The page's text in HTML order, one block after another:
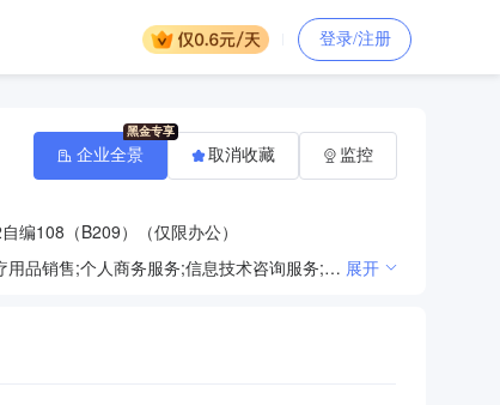
登录/注册
编108（B209）（仅限办公）
文化娱乐经纪人服务;文艺创作;会议及展览服务;国内贸易代理;销售代理;化妆品零售;卫生用品和一次性使用医疗用品销售;个人商务服务;信息技术咨询服务;企业管理咨询;信息咨询服务（不含许可类信息咨询服务）;专业设计服务;个人卫生用品销售;商务代理代办服务;数字内容制作服务（不含出版发行）;房地产咨询;企业形象策划;咨询策划服务;市场调查（不含涉外调查）;组织文化艺术交流活动;市场营销策划;广告制作;礼仪服务;社会经济咨询服务;; 展开
企业全景 取消收藏 监控